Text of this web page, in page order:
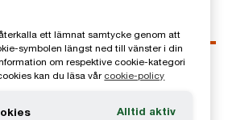
ett lämnat samtycke genom att
symbolen längst ned till vänster i din
om respektive cookie-kategori
kan du läsa vår cookie-policy
Alltid aktiv